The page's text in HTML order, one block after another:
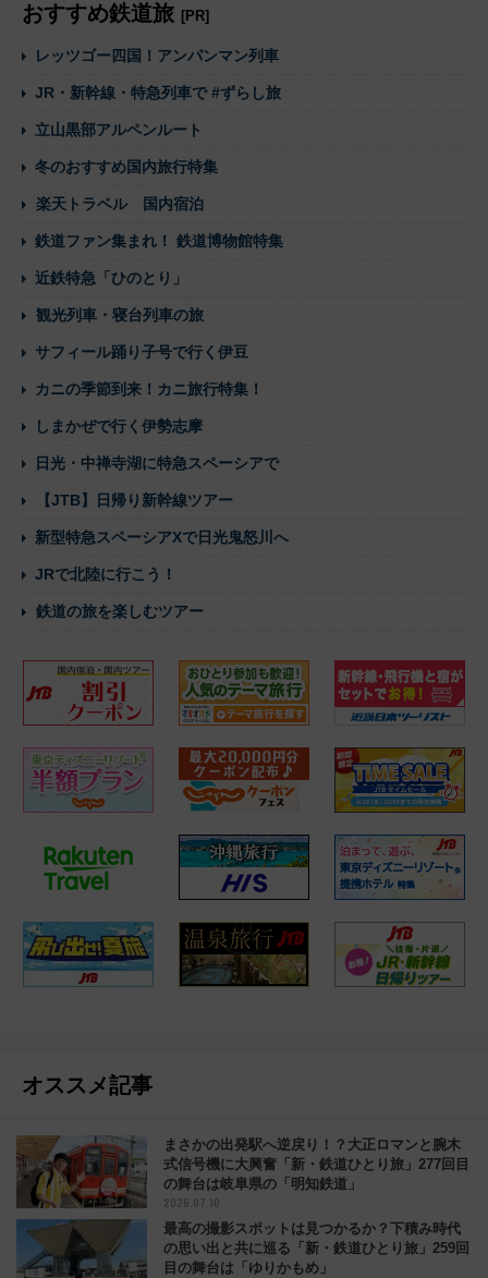
おすすめ鉄道旅 [PR]
レッツゴー四国！アンパンマン列車
JR・新幹線・特急列車で #ずらし旅
立山黒部アルペンルート
冬のおすすめ国内旅行特集
楽天トラベル 国内宿泊
鉄道ファン集まれ！ 鉄道博物館特集
近鉄特急「ひのとり」
観光列車・寝台列車の旅
サフィール踊り子号で行く伊豆
カニの季節到来！カニ旅行特集！
しまかぜで行く伊勢志摩
日光・中禅寺湖に特急スペーシアで
【JTB】日帰り新幹線ツアー
新型特急スペーシアXで日光鬼怒川へ
JRで北陸に行こう！
鉄道の旅を楽しむツアー
オススメ記事
まさかの出発駅へ逆戻り！？大正ロマンと腕木
式信号機に大興奮「新・鉄道ひとり旅」277回目
の舞台は岐阜県の「明知鉄道」
2026.07.10
最高の撮影スポットは見つかるか？下積み時代
の思い出と共に巡る「新・鉄道ひとり旅」259回
目の舞台は「ゆりかもめ」